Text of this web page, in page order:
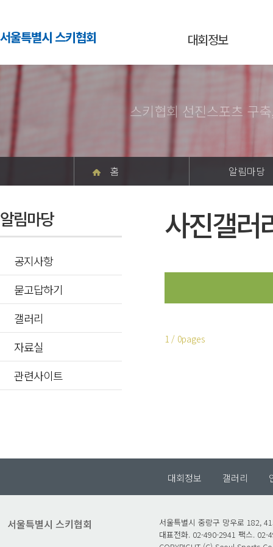
서울특별시 스키협회 대회정보
스키협회 선진스포츠 구
홈 알림마당
알림마당
공지사항
묻고답하기
갤러리
자료실
관련사이트
사진갤러
1 / 0pages
대회정보 갤러리
서울특별시 스키협회
서울특별시 중랑구 망우로 182,
대표전화. 02-490-2941 팩스. 02-